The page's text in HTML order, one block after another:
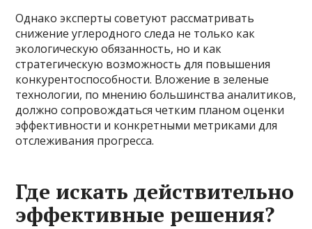
Однако эксперты советуют рассматривать
снижение углеродного следа не только как
экологическую обязанность, но и как
стратегическую возможность для повышения
конкурентоспособности. Вложение в зеленые
технологии, по мнению большинства аналитиков,
должно сопровождаться четким планом оценки
эффективности и конкретными метриками для
отслеживания прогресса.
Где искать действительно
эффективные решения?